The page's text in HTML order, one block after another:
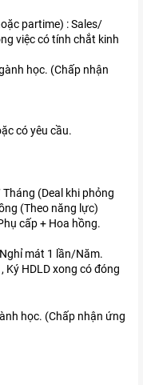
partime) : Sales/
việc có tính chắt kinh
học. (Chấp nhận
có yêu cầu.
(Deal khi phỏng
(Theo năng lực)
cấp + Hoa hồng.
mát 1 lần/Năm.
Ký HDLD xong có đóng
học. (Chấp nhận ứng